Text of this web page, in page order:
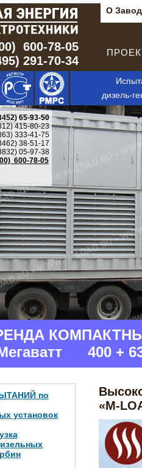
О
600-78-05
291-70-34
дизель-
65-93-50
415-80-23
333-41-75
38-51-17
05-97-38
600-78-05
400 +
по
установок
«M-